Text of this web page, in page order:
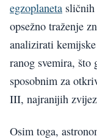
egzoplaneta
opsežno traženje
analizirati
ranog svemira,
sposobnim za
III, najranijih
Osim toga,